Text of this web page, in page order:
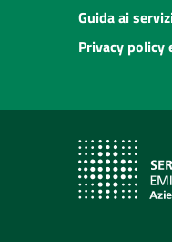
Guida ai
Privacy policy